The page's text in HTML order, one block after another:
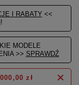
I RABATY <<
MODELE
>> SPRAWDŹ
zł